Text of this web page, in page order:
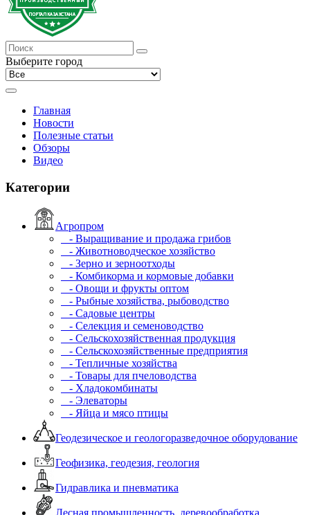
Выберите город
Главная
Новости
Полезные статьи
Обзоры
Видео
Категории
Агропром
- Выращивание и продажа грибов
- Животноводческое хозяйство
- Зерно и зерноотходы
- Комбикорма и кормовые добавки
- Овощи и фрукты оптом
- Рыбные хозяйства, рыбоводство
- Садовые центры
- Селекция и семеноводство
- Сельскохозяйственная продукция
- Сельскохозяйственные предприятия
- Тепличные хозяйства
- Товары для пчеловодства
- Хладокомбинаты
- Элеваторы
- Яйца и мясо птицы
Геодезическое и геологоразведочное оборудование
Геофизика, геодезия, геология
Гидравлика и пневматика